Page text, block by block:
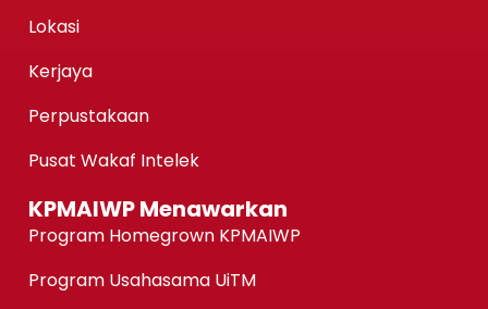
Lokasi
Kerjaya
Perpustakaan
Pusat Wakaf Intelek
KPMAIWP Menawarkan
Program Homegrown KPMAIWP
Program Usahasama UiTM